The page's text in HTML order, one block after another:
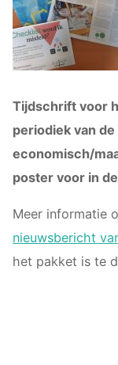
Tijdschrift voor
periodiek van
economisch/
poster voor in
Meer informatie
nieuwsbericht
het pakket is te